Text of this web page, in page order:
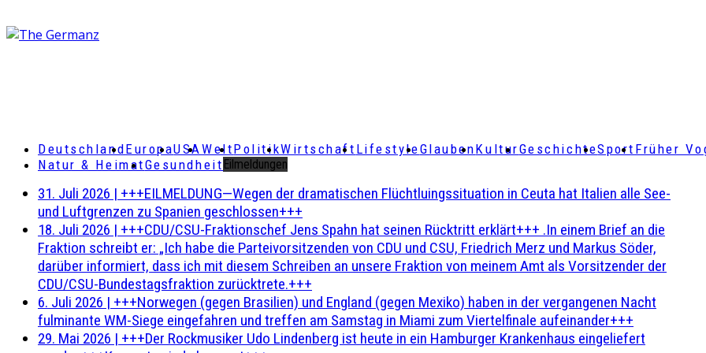
DeutschlandEuropaUSAWeltPolitikWirtschaft LifestyleGlaubenKulturGeschichteSport Früher
Natur & HeimatGesundheit Eilmeldungen
31. Juli 2026 | +++EILMELDUNG—Wegen der dramatischen Flüchtluingssituation in Ceuta hat Italien alle See-
und Luftgrenzen zu Spanien geschlossen+++
18. Juli 2026 | +++CDU/CSU-Fraktionschef Jens Spahn hat seinen Rücktritt erklärt+++ .In einem Brief an die
Fraktion schreibt er: „Ich habe die Parteivorsitzenden von CDU und CSU, Friedrich Merz und Markus Söder,
darüber informiert, dass ich mit diesem Schreiben an unsere Fraktion von meinem Amt als Vorsitzender der
CDU/CSU-Bundestagsfraktion zurücktrete.+++
6. Juli 2026 | +++Norwegen (gegen Brasilien) und England (gegen Mexiko) haben in der vergangenen Nacht
fulminante WM-Siege eingefahren und treffen am Samstag in Miami zum Viertelfinale aufeinander+++
29. Mai 2026 | +++Der Rockmusiker Udo Lindenberg ist heute in ein Hamburger Krankenhaus eingeliefert